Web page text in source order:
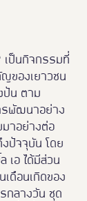
เป็นกิจกรรมที่
ญของเยาวชน
ปัน ตาม
รพัฒนาอย่าง
มาอย่างต่อ
ปัจจุบัน โดย
เอ ได้มีส่วน
ดือนเกิดของ
กลางวัน ชุด